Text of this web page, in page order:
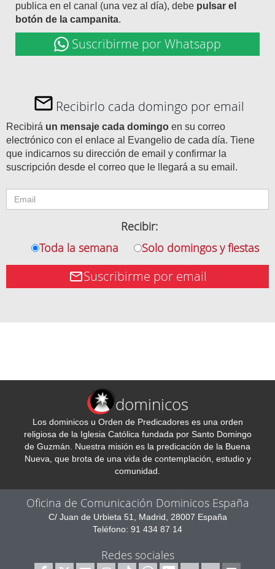
publica en el canal (una vez al día), debe pulsar el
botón de la campanita.
Suscribirme por Whatsapp
Recibirlo cada domingo por email
Recibirá un mensaje cada domingo en su correo
electrónico con el enlace al Evangelio de cada día. Tiene
que indicarnos su dirección de email y confirmar la
suscripción desde el correo que le llegará a su email.
Recibir:
Toda la semana
Solo domingos y fiestas
Suscribirme por email
dominicos
Los dominicos u Orden de Predicadores es una orden
religiosa de la Iglesia Católica fundada por Santo Domingo
de Guzmán. Nuestra misión es la predicación de la Buena
Nueva, que brota de una vida de contemplación, estudio y
comunidad.
Oficina de Comunicación Dominicos España
C/ Juan de Urbieta 51, Madrid, 28007 España
Teléfono: 91 434 87 14
Redes sociales